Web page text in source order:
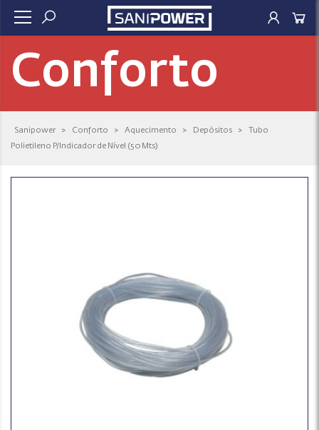
Conforto
Sanipower > Conforto > Aquecimento > Depósitos >
Tubo
Polietileno P/Indicador de Nível (50 Mts)